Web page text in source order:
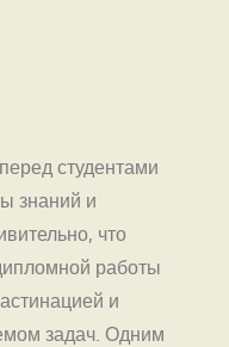
студентами
знаний и
что
работы
и
задач. Одним